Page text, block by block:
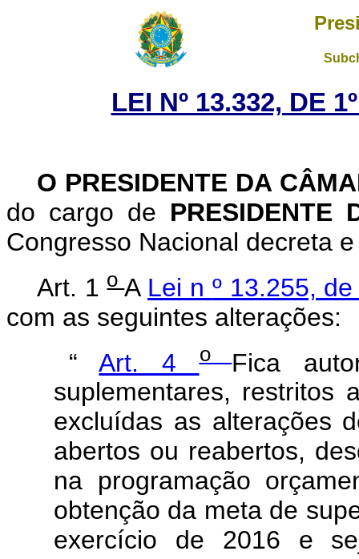
LEI Nº 13.332, DE
O PRESIDENTE DA
do cargo de PRESIDENTE
Congresso Nacional decreta
Art. 1o A Lei n º 13.255,
com as seguintes alterações:
“ Art. 4o Fica
suplementares, restritos
excluídas as alterações
abertos ou reabertos,
na programação
obtenção da meta de
exercício de 2016 e